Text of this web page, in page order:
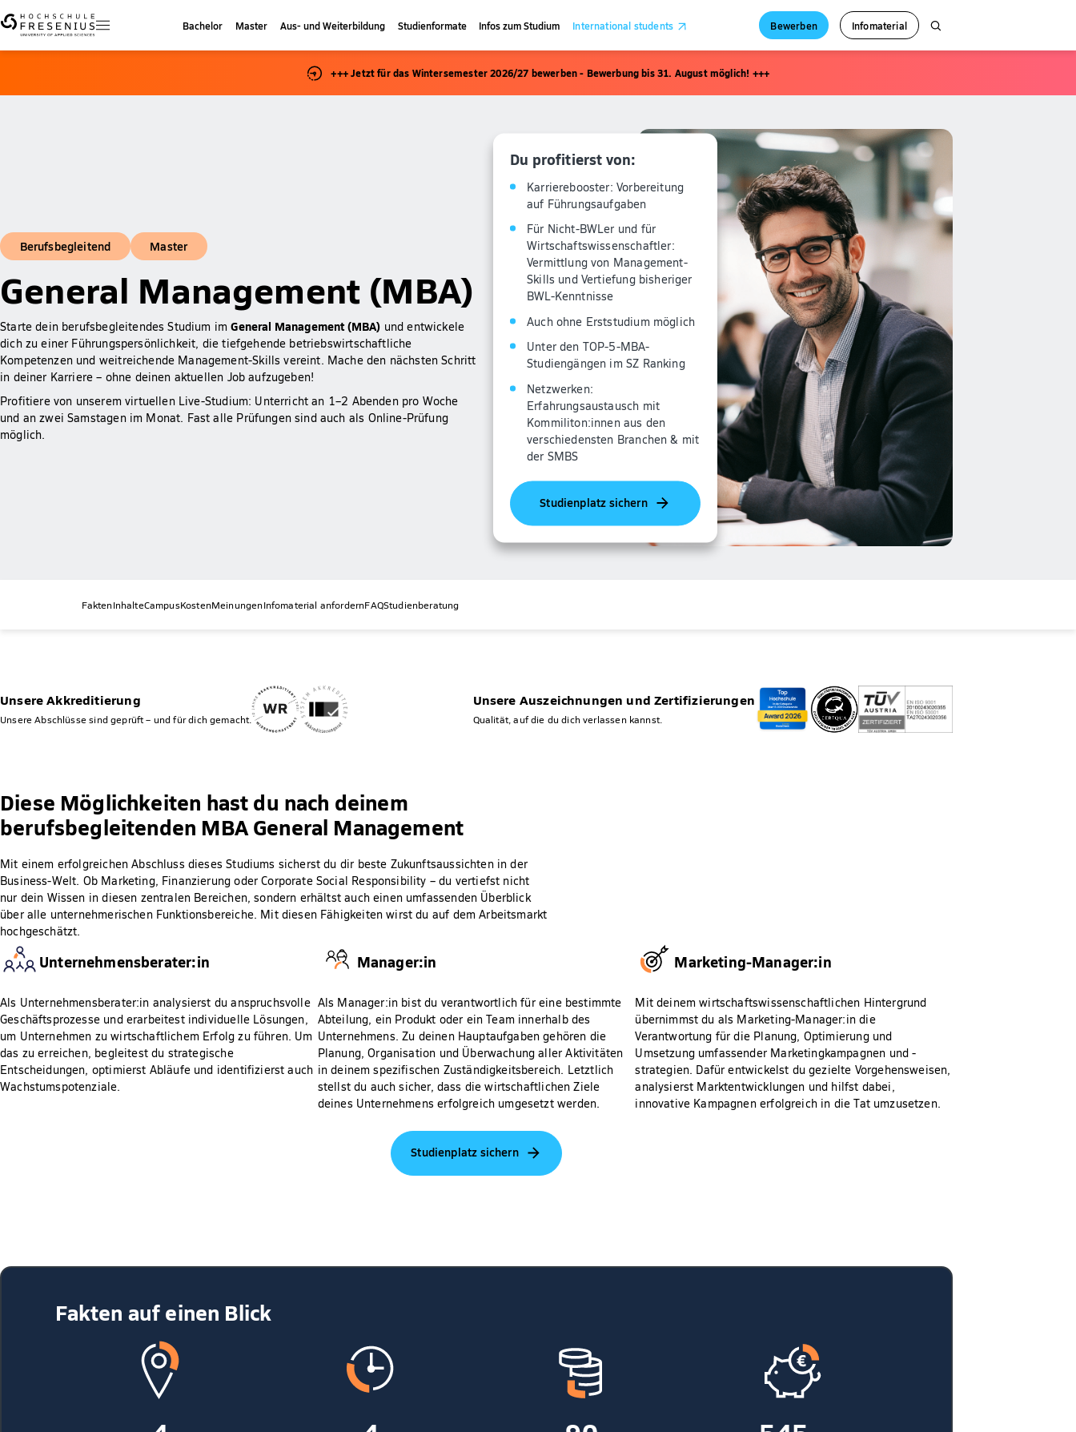
Bachelor Master Aus- und Weiterbildung Studienformate Infos zum Studium International students Bewerben Infomaterial
+++ Jetzt für das Wintersemester 2026/27 bewerben - Bewerbung bis 31. August möglich! +++
Berufsbegleitend Master
General Management (MBA)
Starte dein berufsbegleitendes Studium imGeneral Management (MBA) und entwickele
dich zu einer Führungspersönlichkeit, die tiefgehende betriebswirtschaftliche
Kompetenzen und weitreichende Management-Skills vereint. Mache den nächsten Schritt
in deiner Karriere – ohne deinen aktuellen Job aufzugeben!
Profitiere von unserem virtuellen Live-Studium: Unterricht an 1–2 Abenden pro Woche
und an zwei Samstagen im Monat. Fast alle Prüfungen sind auch als Online-Prüfung
möglich.
Du profitierst von:
Karrierebooster: Vorbereitung
auf Führungsaufgaben
Für Nicht-BWLer und für
Wirtschaftswissenschaftler:
Vermittlung von Management-
Skills und Vertiefung bisheriger
BWL-Kenntnisse
Auch ohne Erststudium möglich
Unter den TOP-5-MBA-
Studiengängen im SZ Ranking
Netzwerken:
Erfahrungsaustausch mit
Kommiliton:innen aus den
verschiedensten Branchen & mit
der SMBS
Studienplatz sichern
FaktenInhalteCampusKostenMeinungenInfomaterial anfordernFAQStudienberatung
Unsere Akkreditierung
Unsere Abschlüsse sind geprüft – und für dich gemacht.
Unsere Auszeichnungen und Zertifizierungen
Qualität, auf die du dich verlassen kannst.
Diese Möglichkeiten hast du nach deinem
berufsbegleitenden MBA General Management
Mit einem erfolgreichen Abschluss dieses Studiums sicherst du dir beste Zukunftsaussichten in der
Business-Welt. Ob Marketing, Finanzierung oder Corporate Social Responsibility – du vertiefst nicht
nur dein Wissen in diesen zentralen Bereichen, sondern erhältst auch einen umfassenden Überblick
über alle unternehmerischen Funktionsbereiche. Mit diesen Fähigkeiten wirst du auf dem Arbeitsmarkt
hochgeschätzt.
Unternehmensberater:in
Als Unternehmensberater:in analysierst du anspruchsvolle
Geschäftsprozesse und erarbeitest individuelle Lösungen,
um Unternehmen zu wirtschaftlichem Erfolg zu führen. Um
das zu erreichen, begleitest du strategische
Entscheidungen, optimierst Abläufe und identifizierst auch
Wachstumspotenziale.
Manager:in
Als Manager:in bist du verantwortlich für eine bestimmte
Abteilung, ein Produkt oder ein Team innerhalb des
Unternehmens. Zu deinen Hauptaufgaben gehören die
Planung, Organisation und Überwachung aller Aktivitäten
in deinem spezifischen Zuständigkeitsbereich. Letztlich
stellst du auch sicher, dass die wirtschaftlichen Ziele
deines Unternehmens erfolgreich umgesetzt werden.
Marketing-Manager:in
Mit deinem wirtschaftswissenschaftlichen Hintergrund
übernimmst du als Marketing-Manager:in die
Verantwortung für die Planung, Optimierung und
Umsetzung umfassender Marketingkampagnen und -
strategien. Dafür entwickelst du gezielte Vorgehensweisen,
analysierst Marktentwicklungen und hilfst dabei,
innovative Kampagnen erfolgreich in die Tat umzusetzen.
Studienplatz sichern
Fakten auf einen Blick